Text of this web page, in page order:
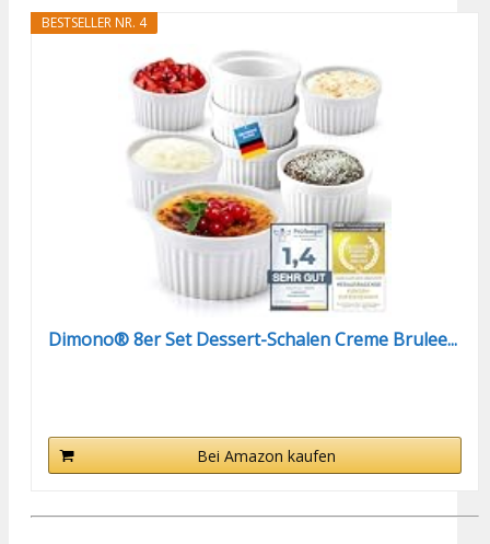
BESTSELLER NR. 4
Dimono® 8er Set Dessert-Schalen Creme Brulee...
Bei Amazon kaufen